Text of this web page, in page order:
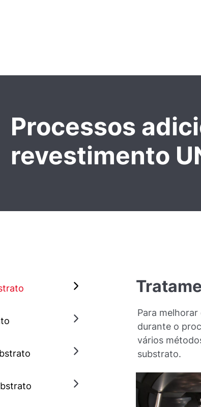
Processos
revestimento
Para
durante o
vários
substrato.